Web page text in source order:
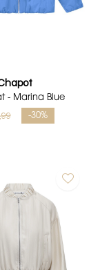
- Marina Blue
-30%